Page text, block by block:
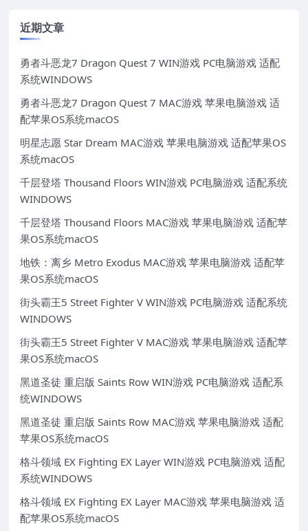
近期文章
勇者斗恶龙7 Dragon Quest 7 WIN游戏 PC电脑游戏 适配
系统WINDOWS
勇者斗恶龙7 Dragon Quest 7 MAC游戏 苹果电脑游戏 适
配苹果OS系统macOS
明星志愿 Star Dream MAC游戏 苹果电脑游戏 适配苹果OS
系统macOS
千层登塔 Thousand Floors WIN游戏 PC电脑游戏 适配系统
WINDOWS
千层登塔 Thousand Floors MAC游戏 苹果电脑游戏 适配苹
果OS系统macOS
地铁：离乡 Metro Exodus MAC游戏 苹果电脑游戏 适配苹
果OS系统macOS
街头霸王5 Street Fighter V WIN游戏 PC电脑游戏 适配系统
WINDOWS
街头霸王5 Street Fighter V MAC游戏 苹果电脑游戏 适配苹
果OS系统macOS
黑道圣徒 重启版 Saints Row WIN游戏 PC电脑游戏 适配系
统WINDOWS
黑道圣徒 重启版 Saints Row MAC游戏 苹果电脑游戏 适配
苹果OS系统macOS
格斗领域 EX Fighting EX Layer WIN游戏 PC电脑游戏 适配
系统WINDOWS
格斗领域 EX Fighting EX Layer MAC游戏 苹果电脑游戏 适
配苹果OS系统macOS